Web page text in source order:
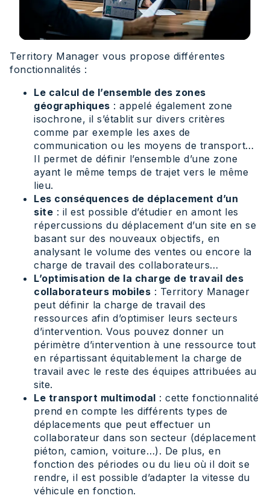
Territory Manager vous propose différentes
fonctionnalités :
Le calcul de l’ensemble des zones
géographiques : appelé également zone
isochrone, il s’établit sur divers critères
comme par exemple les axes de
communication ou les moyens de transport…
Il permet de définir l’ensemble d’une zone
ayant le même temps de trajet vers le même
lieu.
Les conséquences de déplacement d’un
site : il est possible d’étudier en amont les
répercussions du déplacement d’un site en se
basant sur des nouveaux objectifs, en
analysant le volume des ventes ou encore la
charge de travail des collaborateurs…
L’optimisation de la charge de travail des
collaborateurs mobiles : Territory Manager
peut définir la charge de travail des
ressources afin d’optimiser leurs secteurs
d’intervention. Vous pouvez donner un
périmètre d’intervention à une ressource tout
en répartissant équitablement la charge de
travail avec le reste des équipes attribuées au
site.
Le transport multimodal : cette fonctionnalité
prend en compte les différents types de
déplacements que peut effectuer un
collaborateur dans son secteur (déplacement
piéton, camion, voiture…). De plus, en
fonction des périodes ou du lieu où il doit se
rendre, il est possible d’adapter la vitesse du
véhicule en fonction.